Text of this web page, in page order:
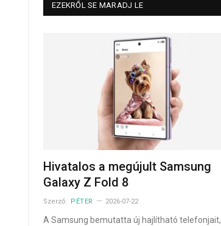
EZEKRŐL SE MARADJ LE
Hivatalos a megújult Samsung
Galaxy Z Fold 8
Szerző: PÉTER 2026-07-22
A Samsung bemutatta új hajlítható telefonjait,